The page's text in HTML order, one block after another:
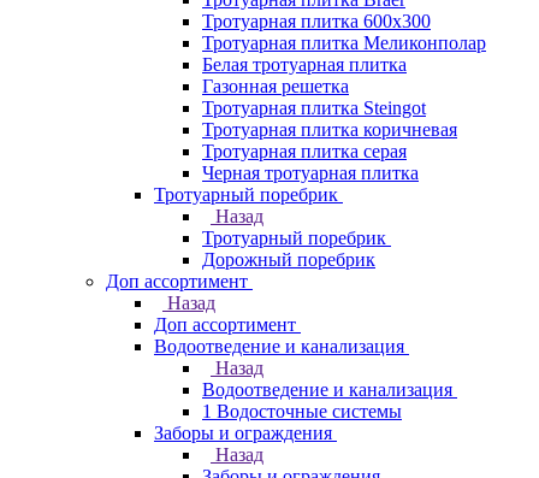
Тротуарная плитка 600х300
Тротуарная плитка Меликонполар
Белая тротуарная плитка
Газонная решетка
Тротуарная плитка Steingot
Тротуарная плитка коричневая
Тротуарная плитка серая
Черная тротуарная плитка
Тротуарный поребрик
Назад
Тротуарный поребрик
Дорожный поребрик
Доп ассортимент
Назад
Доп ассортимент
Водоотведение и канализация
Назад
Водоотведение и канализация
1 Водосточные системы
Заборы и ограждения
Назад